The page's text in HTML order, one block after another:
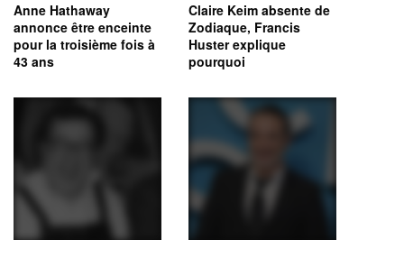
Anne Hathaway
annonce être enceinte
pour la troisième fois à
43 ans
Claire Keim absente de
Zodiaque, Francis
Huster explique
pourquoi